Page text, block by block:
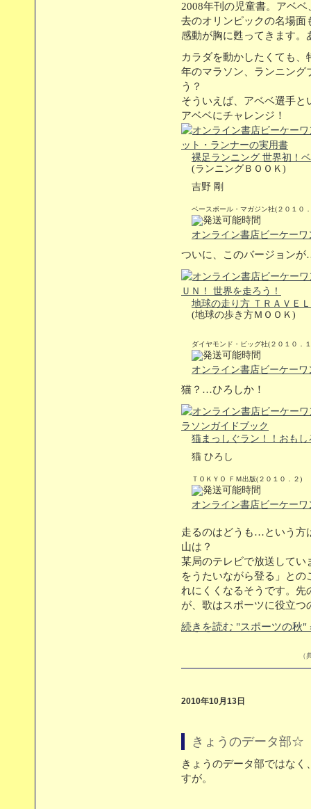
2008年刊の児童書。アベ
去のオリンピックの名場面
感動が胸に甦ってきます
カラダを動かしたくても
年のマラソン、ランニング
う？
そういえば、アベベ選手
アベベにチャレンジ！
裸足ランニング 世界初！
(ランニングＢＯＯＫ)
吉野 剛
ベースボール・マガジン社(２０１０
オンライン書店ビーケー
ついに、このバージョン
地球の走り方 ＴＲＡＶＥ
(地球の歩き方ＭＯＯＫ)
ダイヤモンド・ビッグ社(２０１０．
オンライン書店ビーケー
猫？…ひろしか！
猫まっしぐラン！！おも
猫 ひろし
ＴＯＫＹＯ ＦＭ出版(２０１０．２)
オンライン書店ビーケー
走るのはどうも…という方
山は？
某局のテレビで放送してい
をうたいながら登る」と
れにくくなるそうです。
が、歌はスポーツに役立つ
続きを読む "スポーツの秋"
2010年10月13日
きょうのデータ部☆
きょうのデータ部ではな
すが。